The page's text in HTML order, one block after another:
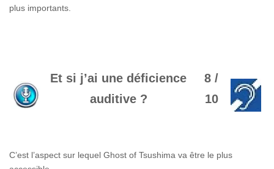
plus importants.
Et si j’ai une déficience
auditive ?
8 /
10
C’est l’aspect sur lequel Ghost of Tsushima va être le plus